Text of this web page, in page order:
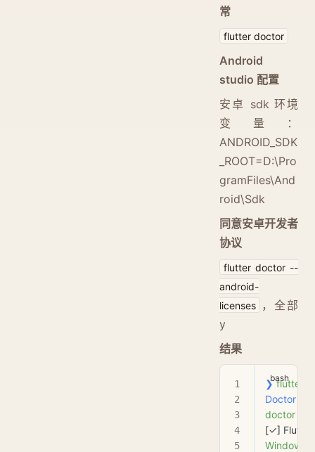
常
flutter doctor
Android
studio 配置
安卓 sdk 环境
变量：
ANDROID_SDK
_ROOT=D:\Pro
gramFiles\And
roid\Sdk
同意安卓开发者
协议
flutter doctor --
android-
licenses
，全部
y
结果
❯ flutter
Doctor
doctor
[✓] Flutter
Windows